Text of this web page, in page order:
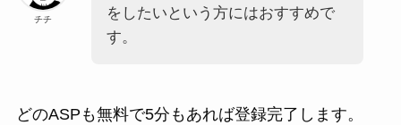
チチ
をしたいという方にはおすすめで
す。
どのASPも無料で5分もあれば登録完了します。